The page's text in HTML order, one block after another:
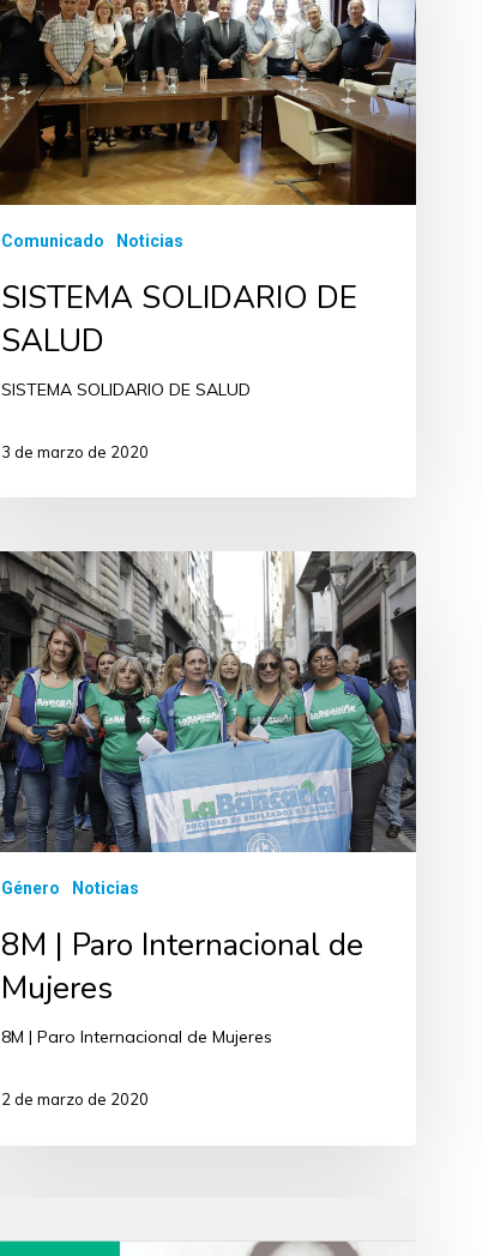
Comunicado Noticias
SISTEMA SOLIDARIO DE
SALUD
SISTEMA SOLIDARIO DE SALUD
3 de marzo de 2020
Género Noticias
8M | Paro Internacional de
Mujeres
8M | Paro Internacional de Mujeres
2 de marzo de 2020